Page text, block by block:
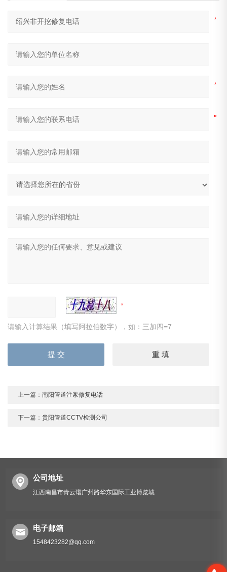
请输入计算结果（填写阿拉伯数字），如：三加四=7
上一篇：南阳管道注浆修复电话
下一篇：贵阳管道CCTV检测公司
公司地址
江西南昌市青云谱广州路华东国际工业博览城
电子邮箱
1548423282@qq.com